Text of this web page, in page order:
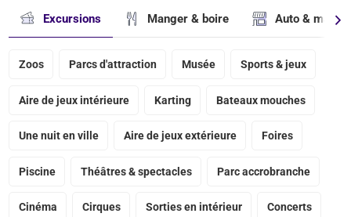
Excursions Manger & boire Auto &
Zoos Parcs d'attraction Musée Sports & jeux
Aire de jeux intérieure Karting Bateaux mouches
Une nuit en ville Aire de jeux extérieure Foires
Piscine Théâtres & spectacles Parc accrobranche
Cinéma Cirques Sorties en intérieur Concerts